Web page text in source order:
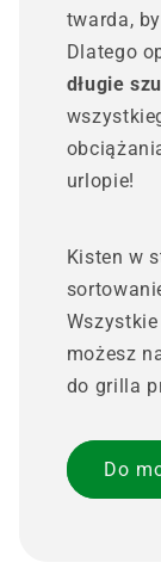
twarda,
Dlatego
długie
urlopie!
Kisten w
możesz
do grilla
Do